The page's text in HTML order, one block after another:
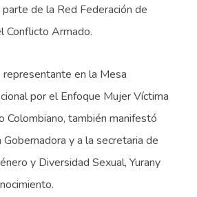
de la Red Federación de
Conflicto Armado.
representante en la Mesa
por el Enfoque Mujer Víctima
Colombiano, también manifestó
y a la secretaria de
y Diversidad Sexual, Yurany